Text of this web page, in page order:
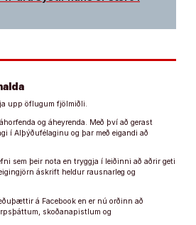
upp öflugum fjölmiðli.
og áheyrenda. Með því að gerast
í Alþýðufélaginu og þar með eigandi að
sem þeir nota en tryggja í leiðinni að aðrir geti
áskrift heldur rausnarleg og
á Facebook en er nú orðinn að
skoðanapistlum og